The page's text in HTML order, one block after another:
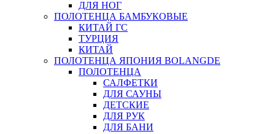
ДЛЯ НОГ
ПОЛОТЕНЦА БАМБУКОВЫЕ
КИТАЙ ГС
ТУРЦИЯ
КИТАЙ
ПОЛОТЕНЦА ЯПОНИЯ BOLANGDE
ПОЛОТЕНЦА
САЛФЕТКИ
ДЛЯ САУНЫ
ДЕТСКИЕ
ДЛЯ РУК
ДЛЯ БАНИ